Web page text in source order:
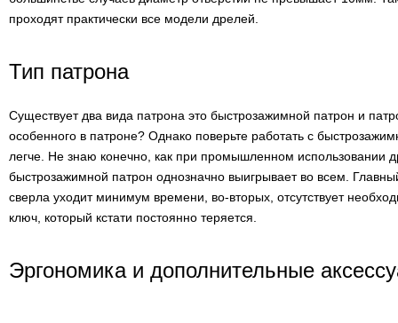
проходят практически все модели дрелей.
Тип патрона
Существует два вида патрона это быстрозажимной патрон и
особенного в патроне? Однако поверьте работать с
легче. Не знаю конечно, как при промышленном использовании
быстрозажимной патрон однозначно выигрывает во всем.
сверла уходит минимум времени, во-вторых, отсутствует
ключ, который кстати постоянно теряется.
Эргономика и дополнительные